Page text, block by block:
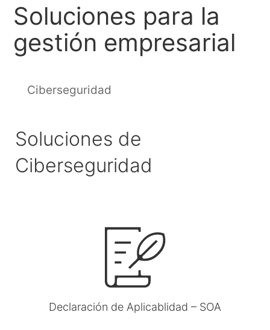
Soluciones para la
gestión empresarial
Ciberseguridad
Soluciones de
Ciberseguridad
Declaración de Aplicablidad – SOA